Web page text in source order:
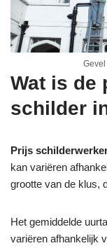
Wat is de
schilder
Prijs
kan variëren
grootte van de klus,
Het gemiddelde
variëren afhankelijk